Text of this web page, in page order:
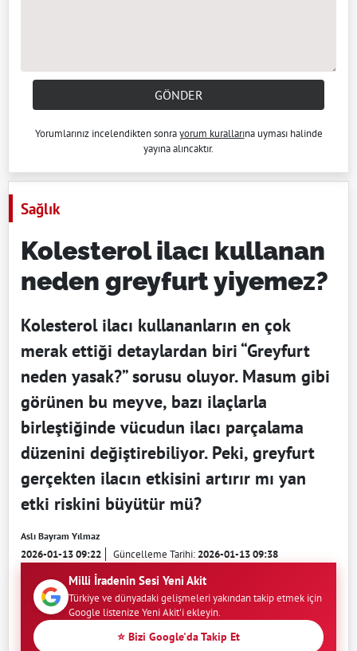
GÖNDER
Yorumlarınız incelendikten sonrayorum kurallarına uyması halinde
yayına alıncaktır.
Sağlık
Kolesterol ilacı kullanan
neden greyfurt yiyemez?
Kolesterol ilacı kullananların en çok
merak ettiği detaylardan biri “Greyfurt
neden yasak?” sorusu oluyor. Masum gibi
görünen bu meyve, bazı ilaçlarla
birleştiğinde vücudun ilacı parçalama
düzenini değiştirebiliyor. Peki, greyfurt
gerçekten ilacın etkisini artırır mı yan
etki riskini büyütür mü?
Aslı Bayram Yılmaz
2026-01-13 09:22 Güncelleme Tarihi:2026-01-13 09:38
Milli İradenin Sesi Yeni Akit
Türkiye ve dünyadaki gelişmeleri yakından takip etmek için
Google listenize Yeni Akit'i ekleyin.
⭐ Bizi Google'da Takip Et